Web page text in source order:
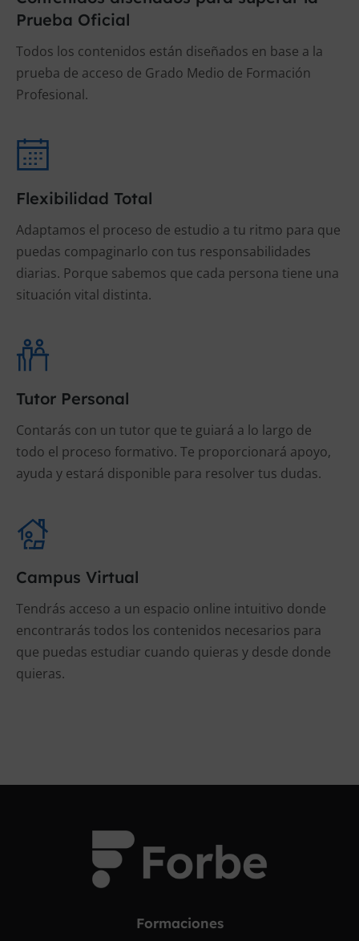
Prueba Oficial
Todos los contenidos están diseñados en base a la
prueba de acceso de Grado Medio de Formación
Profesional.
Flexibilidad Total
Adaptamos el proceso de estudio a tu ritmo para que
puedas compaginarlo con tus responsabilidades
diarias. Porque sabemos que cada persona tiene una
situación vital distinta.
Tutor Personal
Contarás con un tutor que te guiará a lo largo de
todo el proceso formativo. Te proporcionará apoyo,
ayuda y estará disponible para resolver tus dudas.
Campus Virtual
Tendrás acceso a un espacio online intuitivo donde
encontrarás todos los contenidos necesarios para
que puedas estudiar cuando quieras y desde donde
quieras.
Formaciones